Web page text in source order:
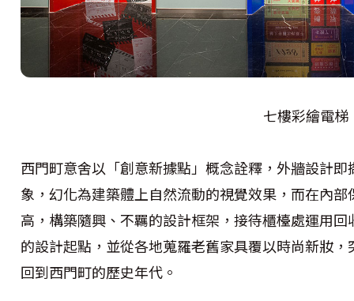
七樓彩繪電梯
西門町意舍以「創意新據點」概念詮釋，外牆設計
象，幻化為建築體上自然流動的視覺效果，而在內
高，構築隨興、不羈的設計框架，接待櫃檯處運用
的設計起點，並從各地蒐羅老舊家具覆以時尚新妝
回到西門町的歷史年代。